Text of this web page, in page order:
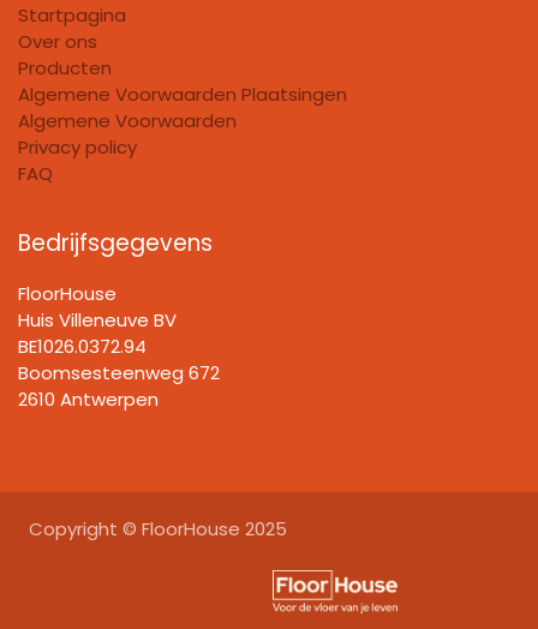
Startpagina
Over ons
Producten
Algemene Voorwaarden Plaatsingen
Algemene Voorwaarden
Privacy policy
FAQ
Bedrijfsgegevens
FloorHouse
Huis Villeneuve BV​
BE1026.0372.94
Boomsesteenweg 672
2610 Antwerpen
Copyright © FloorHouse 2025